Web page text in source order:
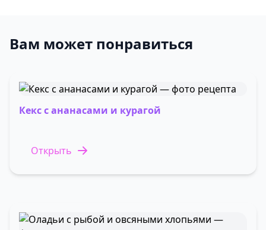
Вам может понравиться
Кекс с ананасами и курагой
Открыть